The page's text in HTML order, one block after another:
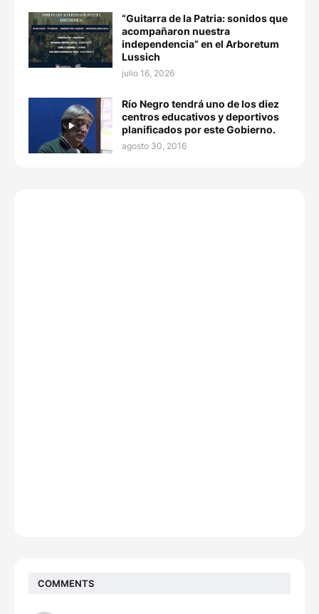
“Guitarra de la Patria: sonidos que
acompañaron nuestra
independencia” en el Arboretum
Lussich
julio 16, 2026
Río Negro tendrá uno de los diez
centros educativos y deportivos
planificados por este Gobierno.
agosto 30, 2016
COMMENTS